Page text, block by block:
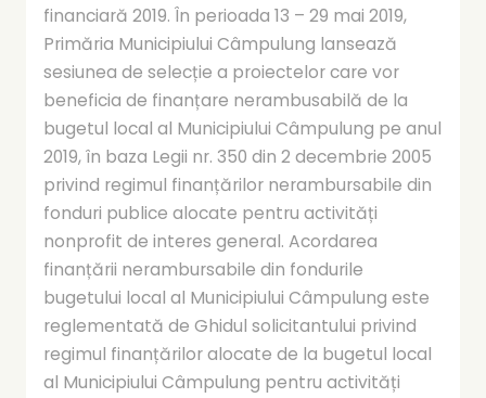
financiară 2019. În perioada 13 – 29 mai 2019,
Primăria Municipiului Câmpulung lansează
sesiunea de selecție a proiectelor care vor
beneficia de finanțare nerambusabilă de la
bugetul local al Municipiului Câmpulung pe anul
2019, în baza Legii nr. 350 din 2 decembrie 2005
privind regimul finanțărilor nerambursabile din
fonduri publice alocate pentru activități
nonprofit de interes general. Acordarea
finanțării nerambursabile din fondurile
bugetului local al Municipiului Câmpulung este
reglementată de Ghidul solicitantului privind
regimul finanțărilor alocate de la bugetul local
al Municipiului Câmpulung pentru activități